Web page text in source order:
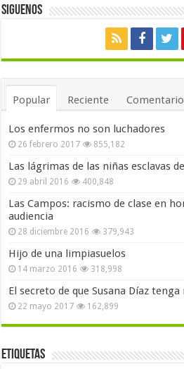
Siguenos
Popular Reciente
Los enfermos no son luchadores
26 febrero 2017 855,182
Las lágrimas de las niñas esclavas
29 abril 2016 400,848
Las Campos: racismo de clase en
audiencia
28 diciembre 2016 379,943
Hijo de una limpiasuelos
14 marzo 2016 318,998
El secreto de que Susana Díaz
22 mayo 2017 162,899
Etiquetas